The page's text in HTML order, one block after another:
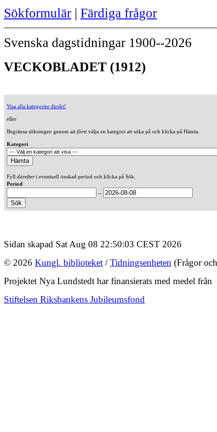
Sökformulär | Färdiga frågor
Svenska dagstidningar 1900--2026
VECKOBLADET (1912)
Visa alla kategorier direkt!
eller
Begränsa sökningen genom att förstvälja en kategori att söka på och klicka på Hämta.
Kategori
Fyll därefteri eventuell önskad period och klicka på Sök.
Period
--
Sidan skapad Sat Aug 08 22:50:03 CEST 2026
© 2026 Kungl. biblioteket /Tidningsenheten (Frågor
Projektet Nya Lundstedt har finansierats med medel från
Stiftelsen Riksbankens Jubileumsfond